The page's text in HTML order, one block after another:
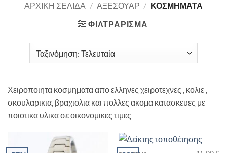
ΑΡΧΙΚΉ ΣΕΛΊΔΑ / ΑΞΕΣΟΥΆΡ / ΚΟΣΜΉΜΑΤΑ
ΦΙΛΤΡΆΡΙΣΜΑ
Χειροποιητα κοσμηματα απο ελληνες χειροτεχνες , κολιε ,
σκουλαρικια, βραχιολια και πολλες ακομα κατασκευες με
ποιοτικα υλικα σε οικονομικες τιμες